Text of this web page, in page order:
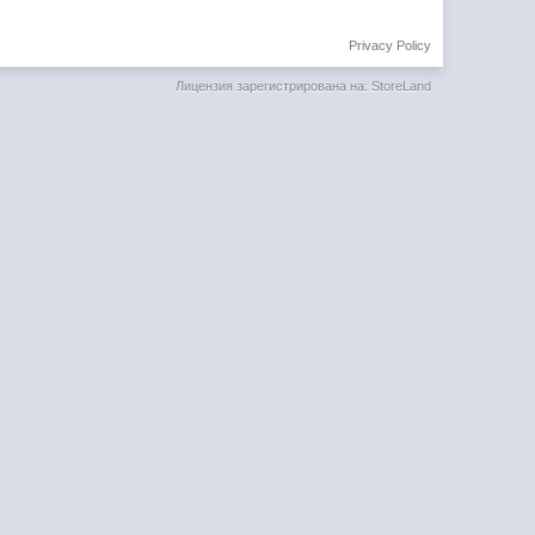
Privacy Policy
Лицензия зарегистрирована на: StoreLand